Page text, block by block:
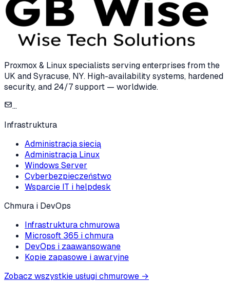
Proxmox & Linux specialists serving enterprises from the
UK and Syracuse, NY. High-availability systems, hardened
security, and 24/7 support — worldwide.
...
Infrastruktura
Administracja siecią
Administracja Linux
Windows Server
Cyberbezpieczeństwo
Wsparcie IT i helpdesk
Chmura i DevOps
Infrastruktura chmurowa
Microsoft 365 i chmura
DevOps i zaawansowane
Kopie zapasowe i awaryjne
Zobacz wszystkie usługi chmurowe →